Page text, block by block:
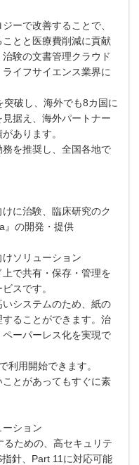
ーで改善することで、
とと医療費削減に貢献
験の文書管理クラウド
イフサイエンス業界に
破し、海外でも8カ国に
据え、海外パートナー
あります。
を推奨し、全国各地で
に治験、臨床研究のク
』の開発・提供
ソリューション
で共有・保存・管理を
スです。
システムのため、紙の
ることができます。治
ーパーレス化を実現で
利用開始できます。
とがあってもすぐに素
ション
ための、高セキュリテ
針、Part 11に対応可能